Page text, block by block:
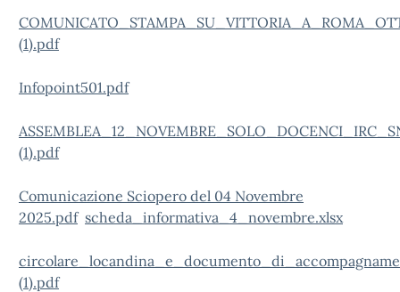
(1).pdf
Infopoint501.pdf
(1).pdf
Comunicazione Sciopero del 04 Novembre
2025.pdf scheda_informativa_4_novembre.xlsx
(1).pdf